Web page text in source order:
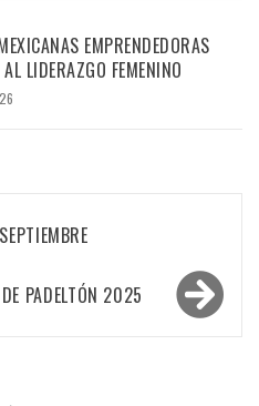
EMPRENDEDORAS
LIDERAZGO FEMENINO
PADELTÓN 2025